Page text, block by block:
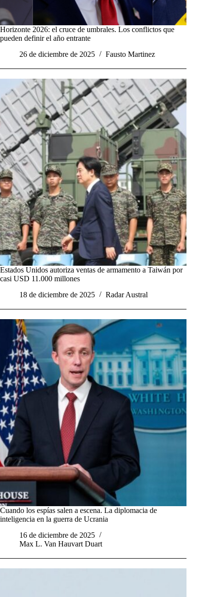
Horizonte 2026: el cruce de umbrales. Los conflictos que
pueden definir el año entrante
26 de diciembre de 2025
Fausto Martinez
Estados Unidos autoriza ventas de armamento a Taiwán por
casi USD 11.000 millones
18 de diciembre de 2025
Radar Austral
Cuando los espías salen a escena. La diplomacia de
inteligencia en la guerra de Ucrania
16 de diciembre de 2025
Max L. Van Hauvart Duart